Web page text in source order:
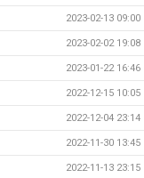
2023-02-13 09:00
2023-02-02 19:08
2023-01-22 16:46
2022-12-15 10:05
2022-12-04 23:14
2022-11-30 13:45
2022-11-13 23:15